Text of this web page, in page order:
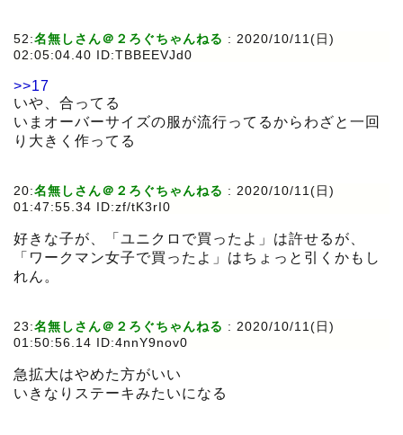
52:名無しさん＠２ろぐちゃんねる : 2020/10/11(日)
02:05:04.40 ID:TBBEEVJd0
>>17
いや、合ってる
いまオーバーサイズの服が流行ってるからわざと一回
り大きく作ってる
20:名無しさん＠２ろぐちゃんねる : 2020/10/11(日)
01:47:55.34 ID:zf/tK3rI0
好きな子が、「ユニクロで買ったよ」は許せるが、
「ワークマン女子で買ったよ」はちょっと引くかもし
れん。
23:名無しさん＠２ろぐちゃんねる : 2020/10/11(日)
01:50:56.14 ID:4nnY9nov0
急拡大はやめた方がいい
いきなりステーキみたいになる